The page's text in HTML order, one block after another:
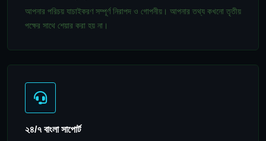
আপনার পরিচয় যাচাইকরণ সম্পূর্ণ নিরাপদ ও গোপনীয়। আপনার তথ্য কখনো তৃতীয়
পক্ষের সাথে শেয়ার করা হয় না।
২৪/৭ বাংলা সাপোর্ট